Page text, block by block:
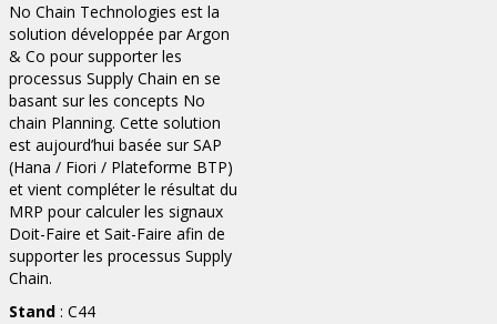
No Chain Technologies est la
solution développée par Argon
& Co pour supporter les
processus Supply Chain en se
basant sur les concepts No
chain Planning. Cette solution
est aujourd’hui basée sur SAP
(Hana / Fiori / Plateforme BTP)
et vient compléter le résultat du
MRP pour calculer les signaux
Doit-Faire et Sait-Faire afin de
supporter les processus Supply
Chain.
Stand : C44